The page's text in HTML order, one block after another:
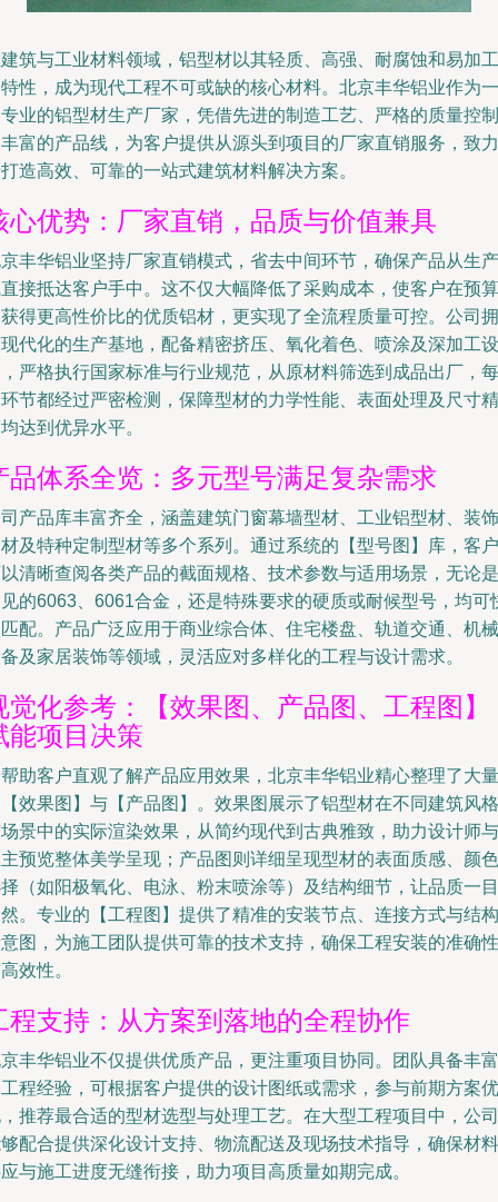
筑与工业材料领域，铝型材以其轻质、高强、耐腐蚀和易加工
性，成为现代工程不可或缺的核心材料。北京丰华铝业作为一
业的铝型材生产厂家，凭借先进的制造工艺、严格的质量控制
富的产品线，为客户提供从源头到项目的厂家直销服务，致力
造高效、可靠的一站式建筑材料解决方案。
心优势：厂家直销，品质与价值兼具
丰华铝业坚持厂家直销模式，省去中间环节，确保产品从生产
接抵达客户手中。这不仅大幅降低了采购成本，使客户在预算
得更高性价比的优质铝材，更实现了全流程质量可控。公司拥
代化的生产基地，配备精密挤压、氧化着色、喷涂及深加工设
严格执行国家标准与行业规范，从原材料筛选到成品出厂，每
节都经过严密检测，保障型材的力学性能、表面处理及尺寸精
达到优异水平。
品体系全览：多元型号满足复杂需求
产品库丰富齐全，涵盖建筑门窗幕墙型材、工业铝型材、装饰
及特种定制型材等多个系列。通过系统的【型号图】库，客户
清晰查阅各类产品的截面规格、技术参数与适用场景，无论是
的6063、6061合金，还是特殊要求的硬质或耐候型号，均可
配。产品广泛应用于商业综合体、住宅楼盘、轨道交通、机械
及家居装饰等领域，灵活应对多样化的工程与设计需求。
觉化参考：【效果图、产品图、工程图】
能项目决策
助客户直观了解产品应用效果，北京丰华铝业精心整理了大量
效果图】与【产品图】。效果图展示了铝型材在不同建筑风格
景中的实际渲染效果，从简约现代到古典雅致，助力设计师与
预览整体美学呈现；产品图则详细呈现型材的表面质感、颜色
（如阳极氧化、电泳、粉末喷涂等）及结构细节，让品质一目
。专业的【工程图】提供了精准的安装节点、连接方式与结构
图，为施工团队提供可靠的技术支持，确保工程安装的准确性
效性。
程支持：从方案到落地的全程协作
丰华铝业不仅提供优质产品，更注重项目协同。团队具备丰富
程经验，可根据客户提供的设计图纸或需求，参与前期方案优
推荐最合适的型材选型与处理工艺。在大型工程项目中，公司
配合提供深化设计支持、物流配送及现场技术指导，确保材料
与施工进度无缝衔接，助力项目高质量如期完成。